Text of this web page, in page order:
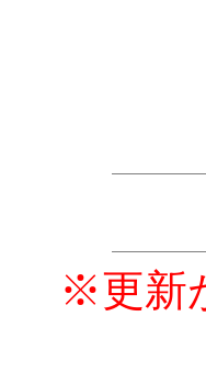
※更新